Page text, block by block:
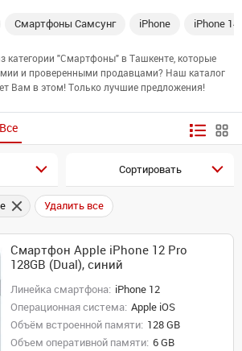
Смартфоны Самсунг iPhone iPhone 14
категории "Смартфоны" в Ташкенте, которые
и проверенными продавцами? Наш каталог
Вам в этом! Только лучшие предложения!
Все
Сортировать
Удалить все
Смартфон Apple iPhone 12 Pro
128GB (Dual), синий
Линейка смартфона: iPhone 12
Операционная система: Apple iOS
Объём встроенной памяти: 128 GB
Объем оперативной памяти: 6 GB